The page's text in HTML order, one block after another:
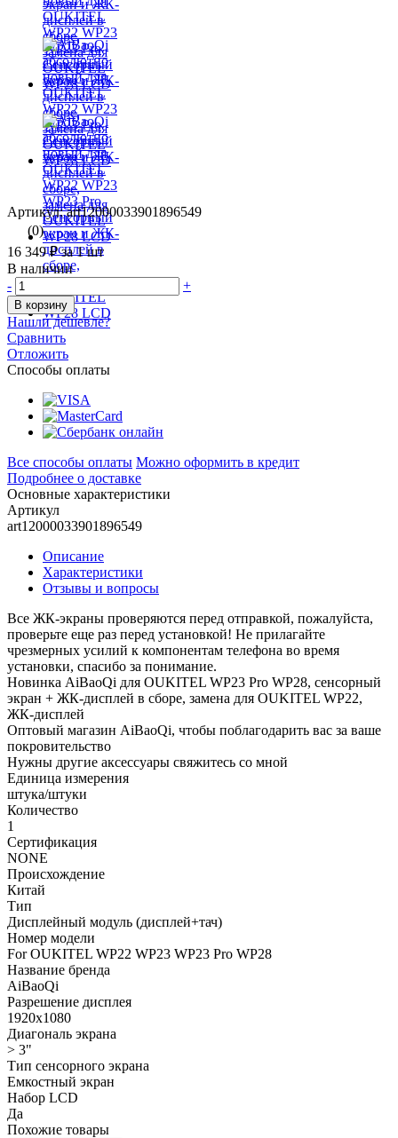
Артикул: art12000033901896549
(0)
16 349 ₽за 1 шт
В наличии
-
+
В корзину
Нашли дешевле?
Сравнить
Отложить
Способы оплаты
Все способы оплаты Можно оформить в кредит
Подробнее о доставке
Основные характеристики
Артикул
art12000033901896549
Описание
Характеристики
Отзывы и вопросы
Все ЖК-экраны проверяются перед отправкой, пожалуйста,
проверьте еще раз перед установкой! Не прилагайте
чрезмерных усилий к компонентам телефона во время
установки, спасибо за понимание.
Новинка AiBaoQi для OUKITEL WP23 Pro WP28, сенсорный
экран + ЖК-дисплей в сборе, замена для OUKITEL WP22,
ЖК-дисплей
Оптовый магазин AiBaoQi, чтобы поблагодарить вас за ваше
покровительство
Нужны другие аксессуары свяжитесь со мной
Единица измерения
штука/штуки
Количество
1
Сертификация
NONE
Происхождение
Китай
Тип
Дисплейный модуль (дисплей+тач)
Номер модели
For OUKITEL WP22 WP23 WP23 Pro WP28
Название бренда
AiBaoQi
Разрешение дисплея
1920x1080
Диагональ экрана
> 3"
Тип сенсорного экрана
Емкостный экран
Набор LCD
Да
Похожие товары